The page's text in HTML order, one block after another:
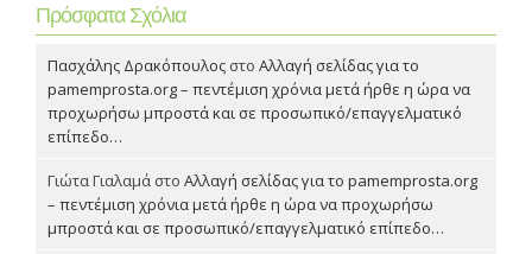
Πρόσφατα Σχόλια
Πασχάλης Δρακόπουλος στο Αλλαγή σελίδας για το
pamemprosta.org – πεντέμιση χρόνια μετά ήρθε η ώρα να
προχωρήσω μπροστά και σε προσωπικό/επαγγελματικό
επίπεδο…
Γιώτα Γιαλαμά στο Αλλαγή σελίδας για το pamemprosta.org
– πεντέμιση χρόνια μετά ήρθε η ώρα να προχωρήσω
μπροστά και σε προσωπικό/επαγγελματικό επίπεδο…